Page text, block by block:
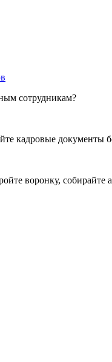
сотрудникам?
кадровые документы
воронку, собирайте